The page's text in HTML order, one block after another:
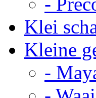
Klei
Kleine
-